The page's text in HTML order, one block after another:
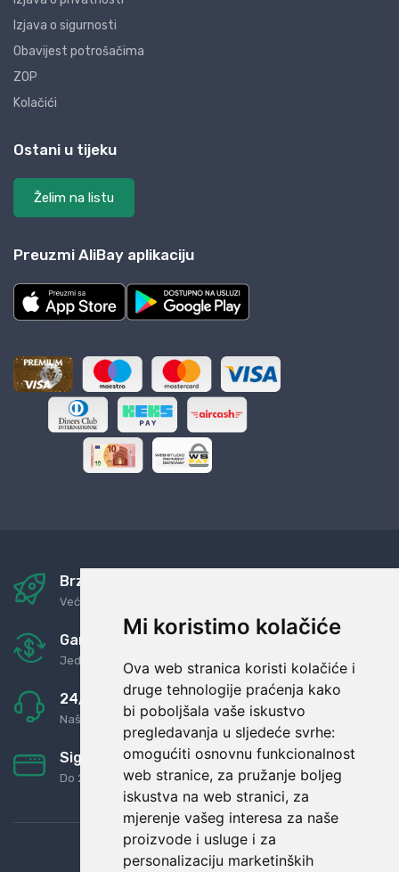
Mi koristimo kolačiće
Ova web stranica koristi kolačiće i
druge tehnologije praćenja kako
bi poboljšala vaše iskustvo
pregledavanja u sljedeće svrhe:
omogućiti osnovnu funkcionalnost
web stranice, za pružanje boljeg
iskustva na web stranici, za
mjerenje vašeg interesa za naše
proizvode i usluge i za
personalizaciju marketinških
Izjava o sigurnosti
Obavijest potrošačima
ZOP
Kolačići
Ostani u tijeku
Želim na listu
Preuzmi AliBay aplikaciju
Brza i sigurna dostava
Već za nekoliko dana kod vas
Garancija u povrat novaca
Jednostavno pravilo: Roba za novac
24/7 odlična podrška
Naši agenti uvijek na raspolaganju
Sigurno obročno plaćanje
Do 24 rata bez kamata